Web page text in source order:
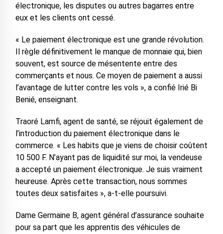
électronique, les disputes ou autres bagarres entre
eux et les clients ont cessé.
« Le paiement électronique est une grande révolution.
Il règle définitivement le manque de monnaie qui, bien
souvent, est source de mésentente entre des
commerçants et nous. Ce moyen de paiement a aussi
l’avantage de lutter contre les vols », a confié Irié Bi
Benié, enseignant.
Traoré Lamfi, agent de santé, se réjouit également de
l’introduction du paiement électronique dans le
commerce. « Les habits que je viens de choisir coûtent
10 500 F. N’ayant pas de liquidité sur moi, la vendeuse
a accepté un paiement électronique. Je suis vraiment
heureuse. Après cette transaction, nous sommes
toutes deux satisfaites », a-t-elle poursuivi.
Dame Germaine B, agent général d’assurance souhaite
pour sa part que les apprentis des véhicules de